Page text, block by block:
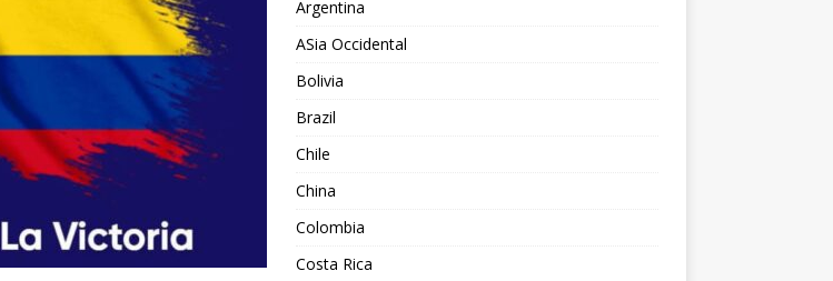
Argentina
ASia Occidental
Bolivia
Brazil
Chile
China
Colombia
Costa Rica